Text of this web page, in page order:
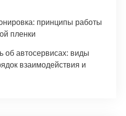
принципы работы
пленки
об автосервисах: виды
взаимодействия и